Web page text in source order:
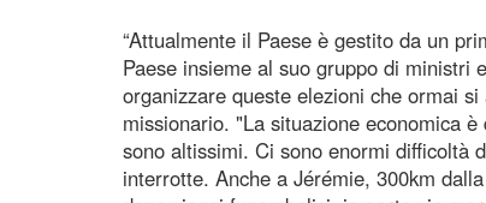
“Attualmente il Paese è gestito da un
Paese insieme al suo gruppo di ministri
organizzare queste elezioni che ormai
missionario. "La situazione economica
sono altissimi. Ci sono enormi difficoltà
interrotte. Anche a Jérémie, 300km